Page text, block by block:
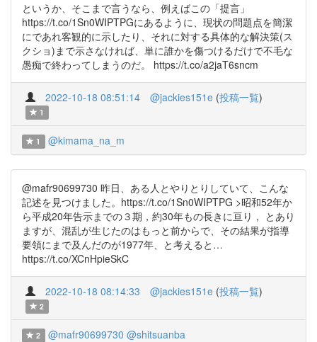
というか、そこまで言うなら、例えばこの「提言」
https://t.co/1Sn0WIPTPGにあるように、現状の問題点を簡潔
にであれ客観的に示したり、それに対する具体的な解決策(ス
クショ)まで示さなければ、単に誰かを傷つけるだけで不毛な
愚痴で終わってしまうのだ。 https://t.co/a2jaT6sncm
2022-10-18 08:51:14 @jackies151e (投稿一覧)
1
1 @kimama_na_m
@mafr90699730 昨日、ある人とやりとりしていて、こんな
記述を見つけました。https://t.co/1Sn0WIPTPG >昭和52年か
ら平成20年告示までの３期，約30年もの長きに亘り， とあり
ますが、混乱が生じたのはもっと前からで、その結果が指導
要領にまで及んだのが1977年、と考えると…
https://t.co/XCnHpieSkC
2022-10-18 08:14:33 @jackies151e (投稿一覧)
2
2 @mafr90699730 @shitsuanba